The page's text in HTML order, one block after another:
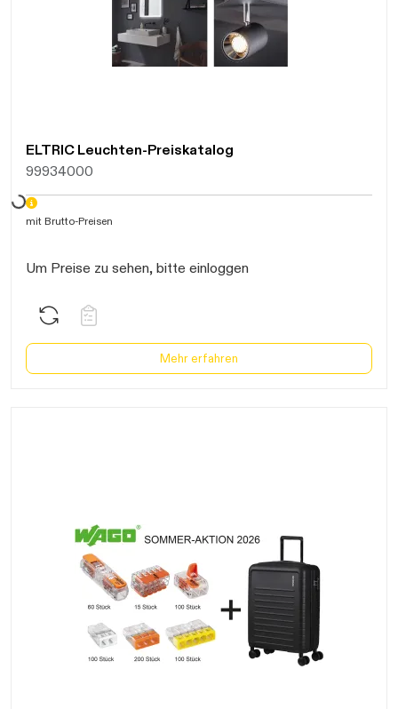
ELTRIC Leuchten-Preiskatalog
99934000
Daten werden geladen. Bitte warten...
mit Brutto-Preisen
Um Preise zu sehen, bitte einloggen
Mehr erfahren